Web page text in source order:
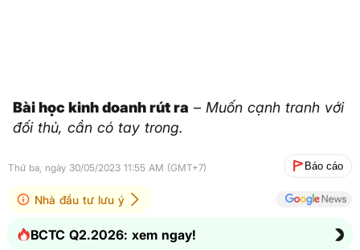
Bài học kinh doanh rút ra – Muốn cạnh tranh với
đối thủ, cần có tay trong.
Thứ ba, ngày 30/05/2023 11:55 AM (GMT+7) Báo cáo
Nhà đầu tư lưu ý
BCTC Q2.2026: xem ngay!